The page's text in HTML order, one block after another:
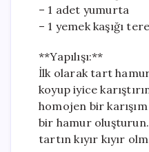
– 1 adet yumurta
– 1 yemek kaşığı
**Yapılışı:**
İlk olarak tart
koyup iyice
homojen bir
bir hamur oluşturun.
tartın kıyır kıyır